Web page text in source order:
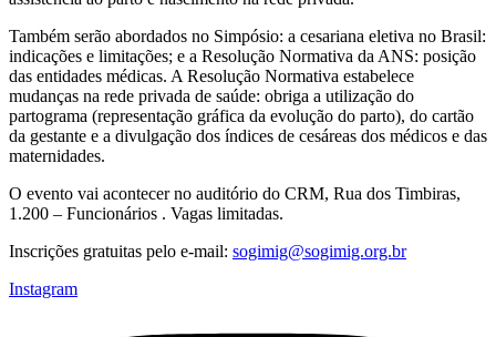
Também serão abordados no Simpósio: a cesariana eletiva no Brasil:
indicações e limitações; e a Resolução Normativa da ANS: posição
das entidades médicas. A Resolução Normativa estabelece
mudanças na rede privada de saúde: obriga a utilização do
partograma (representação gráfica da evolução do parto), do cartão
da gestante e a divulgação dos índices de cesáreas dos médicos e das
maternidades.
O evento vai acontecer no auditório do CRM, Rua dos Timbiras,
1.200 – Funcionários . Vagas limitadas.
Inscrições gratuitas pelo e-mail: sogimig@sogimig.org.br
Instagram